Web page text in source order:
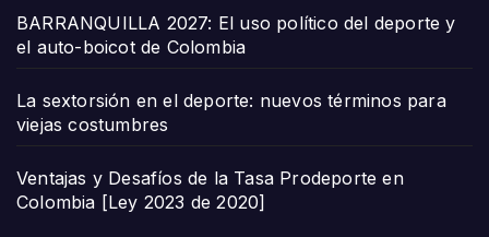
BARRANQUILLA 2027: El uso político del deporte y
el auto-boicot de Colombia
La sextorsión en el deporte: nuevos términos para
viejas costumbres
Ventajas y Desafíos de la Tasa Prodeporte en
Colombia [Ley 2023 de 2020]